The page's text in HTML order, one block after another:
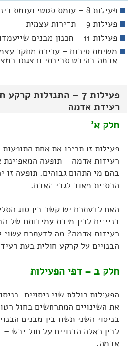
פעילות 7 – התנזלות
רעידת אדמה
חלק א'
פעילות זו תכירו את אחת התופעות
רעידות אדמה – תופעה המאפיינת
בהם מי התהום גבוהים. תופעה זו
הרסנית מאוד לגבי האדם.
האם לדעתכם יש קשר בין סוג
בניינים לבין מידת עמידותם של
רעידות אדמה? מה לדעתכם עשוי
הבנויים על קרקע חולית בעת
חלק ב – דפי הפעילות
הפעילות כוללת שני ניסויים.
את השינויים המתרחשים בחול
בניסוי השני תשוו בין מבנים
לבין כאלה הבנויים על חול יבש
אדמה.
פעילות 8 – עומס סטטי ועומס דינמי
פעילות 9 – תדירות עצמית
פעילות 11 – תכנון מבנים שייעמדו ברעידות אדמה
משימת סיכום – עריכת מחקר
אדמה בהיבט סביבתי והצגתו